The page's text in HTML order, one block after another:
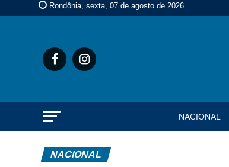
Rondônia, sexta, 07 de agosto de 2026.
NACIONAL
NACIONAL